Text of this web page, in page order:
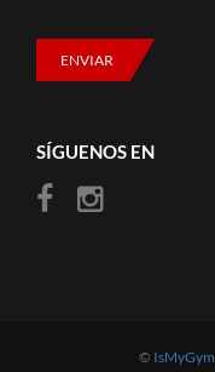
Política
de
legales
consiento
ENVIAR
SÍGUENOS EN
© IsMyGym